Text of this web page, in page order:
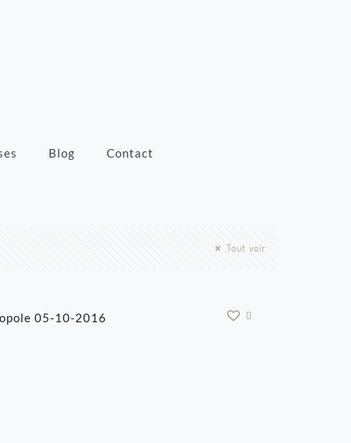
Blog Contact
Tout voir
05-10-2016 0